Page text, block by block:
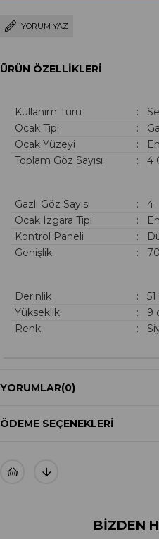
YORUM YAZ
ÜRÜN ÖZELLIKLERI
Kullanım Türü
:
Ocak Tipi
:
Ocak Yüzeyi
:
Toplam Göz Sayısı
: 4
Gazlı Göz Sayısı
: 4
Ocak Izgara Tipi
:
Kontrol Paneli
:
Genişlik
:
Derinlik
: 51
Yükseklik
: 9
Renk
:
YORUMLAR(0)
ÖDEME SEÇENEKLERI
BIZDEN